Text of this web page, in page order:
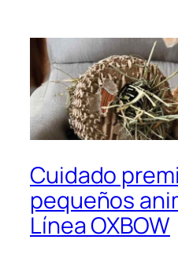
Cuidado
pequeños
Línea OXBOW